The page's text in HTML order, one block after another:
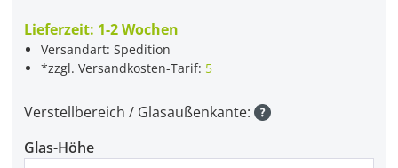
Lieferzeit: 1-2 Wochen
Versandart: Spedition
*zzgl. Versandkosten-Tarif: 5
Verstellbereich / Glasaußenkante:
Glas-Höhe